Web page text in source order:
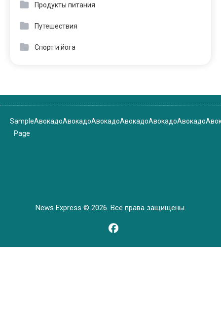
Продукты питания
Путешествия
Спорт и йога
Sample
Page
АвокадоАвокадоАвокадоАвокадоАвокадоАвокадо
News Express © 2026. Все права защищены.